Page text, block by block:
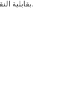
بقابلية النقل التي لا مثيل لها عبر صناعة التطريز العالمية.